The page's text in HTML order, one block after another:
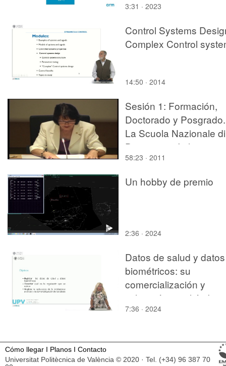
3:31 · 2023
Control Systems
Complex Control
14:50 · 2014
Sesión 1: Formación,
Doctorado y Posgrado.
La Scuola Nazionale di
Dottorato in Italia
58:23 · 2011
Un hobby de premio
2:36 · 2024
Datos de salud y datos
biométricos: su
comercialización y
utilización en el ámbito
de la inteligencia
7:36 · 2024
Cómo llegar I Planos I Contacto
Universitat Politècnica de València © 2020 · Tel. (+34) 96 387 70